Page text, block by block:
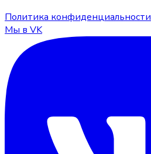
Политика конфиденциальности
Мы в VK